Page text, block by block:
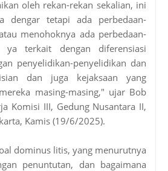
oleh rekan-rekan sekalian, ini
dengar tetapi ada perbedaan-
menohoknya ada perbedaan-
ya terkait dengan diferensiasi
penyelidikan-penyelidikan dan
dan juga kejaksaan yang
masing-masing," ujar Bob
Komisi III, Gedung Nusantara II,
Kamis (19/6/2025).
dominus litis, yang menurutnya
penuntutan, dan bagaimana